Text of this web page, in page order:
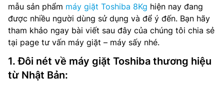
mẫu sản phẩm máy giặt Toshiba 8Kg hiện nay đang
được nhiều người dùng sử dụng và để ý đến. Bạn hãy
tham khảo ngay bài viết sau đây của chúng tôi chia sẻ
tại page tư vấn máy giặt – máy sấy nhé.
1. Đôi nét về máy giặt Toshiba thương hiệu
từ Nhật Bản: